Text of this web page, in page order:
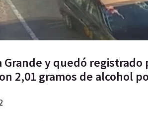
Grande y quedó
2,01 gramos de alcohol